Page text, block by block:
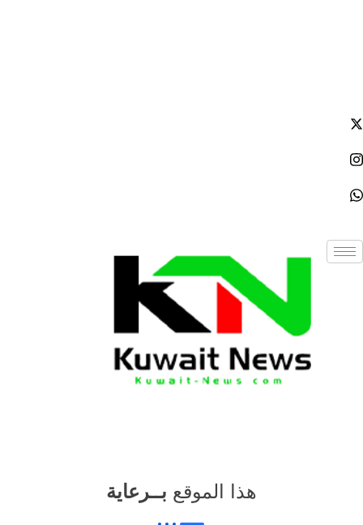
NE
News Elementor
هذا الموقع بــرعاية